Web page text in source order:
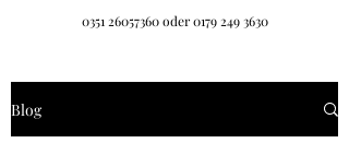
0351 26057360oder0179 249 3630
Blog